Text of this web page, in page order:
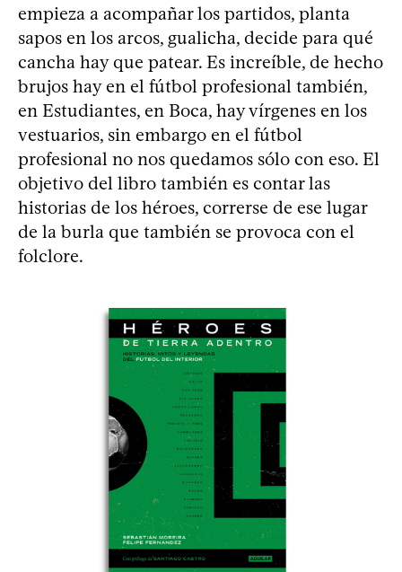
empieza a acompañar los partidos, planta
sapos en los arcos, gualicha, decide para qué
cancha hay que patear. Es increíble, de hecho
brujos hay en el fútbol profesional también,
en Estudiantes, en Boca, hay vírgenes en los
vestuarios, sin embargo en el fútbol
profesional no nos quedamos sólo con eso. El
objetivo del libro también es contar las
historias de los héroes, correrse de ese lugar
de la burla que también se provoca con el
folclore.